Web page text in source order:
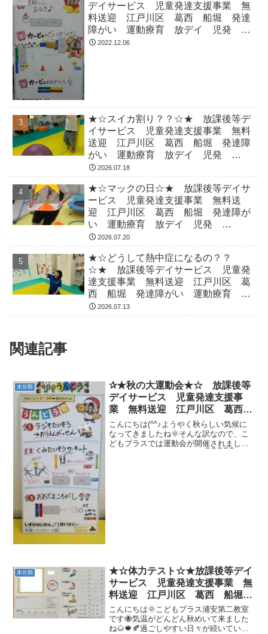
デイサービス 児童発達支援事業 無
料送迎 江戸川区 葛西 船堀 発達
障がい 運動療育 放デイ 児発
ADHD 自閉症
2022.12.06
★☆スイカ割り？？☆★ 放課後等デ
イサービス 児童発達支援事業 無料
送迎 江戸川区 葛西 船堀 発達障
がい 運動療育 放デイ 児発
ADHD 自閉症
2026.07.18
★☆マックの日☆★ 放課後等デイサ
ービス 児童発達支援事業 無料送
迎 江戸川区 葛西 船堀 発達障が
い 運動療育 放デイ 児発
ADHD 自閉症
2026.07.20
★☆どうして熱中症になるの？？
☆★ 放課後等デイサービス 児童発
達支援事業 無料送迎 江戸川区 葛
西 船堀 発達障がい 運動療育 放
デイ 児発 ADHD 自閉症
2026.07.13
関連記事
未分類
✰★秋の大運動会★☆ 放課後等
デイサービス 児童発達支援事
業 無料送迎 江戸川区 葛西
船堀 発達障がい 運動療育 放
デイ 児発 ADHD 自閉症
こんにちは(^^♪ようやく秋らしい気候に
なってきましたね🌞そんな訳なので、こ
どもプラスでは運動会が開催されました
未分類
★☆体力テスト☆★放課後等デイ
サービス 児童発達支援事業 無
料送迎 江戸川区 葛西 船堀
発達障がい 運動療育 放デイ
児発 ADHD 自閉症
こんにちは🌞こどもプラス浦安第二教室
です🐝気温がどんどん秋めいて来ました
ね🌰🍁🍂過ごしやすい日々が続いていて